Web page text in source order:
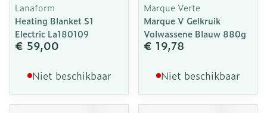
Lanaform
Heating Blanket S1
Electric La180109
€ 59,00
Niet beschikbaar
Marque Verte
Marque V Gelkruik
Volwassene Blauw 880g
€ 19,78
Niet beschikbaar